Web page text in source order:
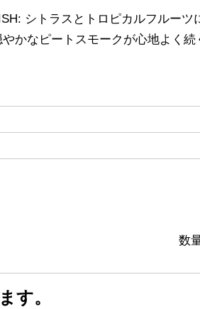
シトラスとトロピカルフルーツ
かなピートスモークが心地よく続
数
す。